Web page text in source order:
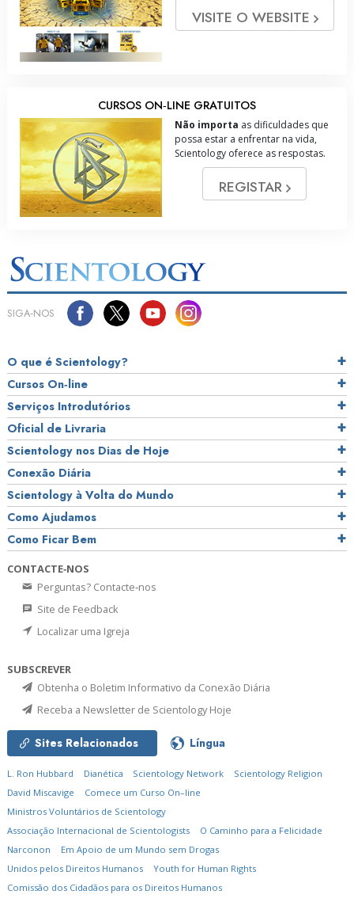
VISITE O WEBSITE
CURSOS ON‑LINE GRATUITOS
Não importa as dificuldades que
possa estar a enfrentar na vida,
Scientology oferece as respostas.
REGISTAR
SIGA‑NOS
O que é Scientology?
Cursos On‑line
Serviços Introdutórios
Oficial de Livraria
Scientology nos Dias de Hoje
Conexão Diária
Scientology à Volta do Mundo
Como Ajudamos
Como Ficar Bem
CONTACTE‑NOS
Perguntas? Contacte‑nos
Site de Feedback
Localizar uma Igreja
SUBSCREVER
Obtenha o Boletim Informativo da Conexão Diária
Receba a Newsletter de Scientology Hoje
Sites Relacionados Língua
L. Ron Hubbard Dianética Scientology Network
Scientology Religion
David Miscavige
Comece um Curso On–line
Ministros Voluntários de Scientology
Associação Internacional de Scientologists
O Caminho para a Felicidade
Narconon
Em Apoio de um Mundo sem Drogas
Unidos pelos Direitos Humanos
Youth for Human Rights
Comissão dos Cidadãos para os Direitos Humanos